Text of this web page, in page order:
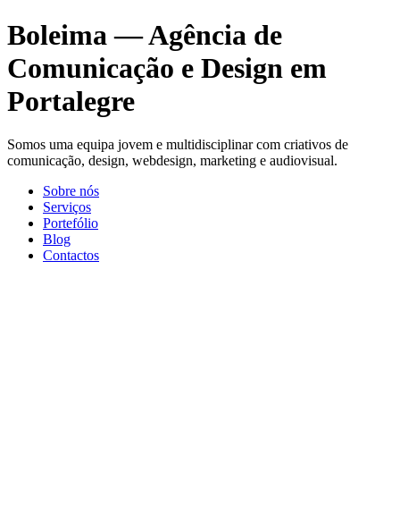
Boleima — Agência de
Comunicação e Design em
Portalegre
Somos uma equipa jovem e multidisciplinar com criativos de
comunicação, design, webdesign, marketing e audiovisual.
Sobre nós
Serviços
Portefólio
Blog
Contactos